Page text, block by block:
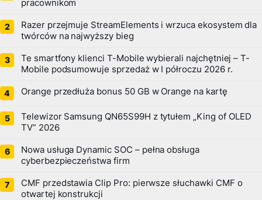
pracownikom
Razer przejmuje StreamElements i wrzuca ekosystem dla
twórców na najwyższy bieg
Te smartfony klienci T-Mobile wybierali najchętniej – T-
Mobile podsumowuje sprzedaż w I półroczu 2026 r.
Orange przedłuża bonus 50 GB w Orange na kartę
Telewizor Samsung QN65S99H z tytułem „King of OLED
TV” 2026
Nowa usługa Dynamic SOC – pełna obsługa
cyberbezpieczeństwa firm
CMF przedstawia Clip Pro: pierwsze słuchawki CMF o
otwartej konstrukcji